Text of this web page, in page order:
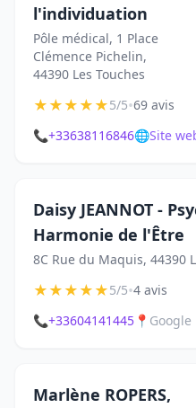
l'individuation
Pôle médical, 1 Place
Clémence Pichelin,
44390 Les Touches
★★★★★5/5•69 avis
📞+33638116846🌐Site
Daisy JEANNOT -
Harmonie de l'Être
8C Rue du Maquis, 44390
★★★★★5/5•4 avis
📞+33604141445 📍 Google
Marlène ROPERS,